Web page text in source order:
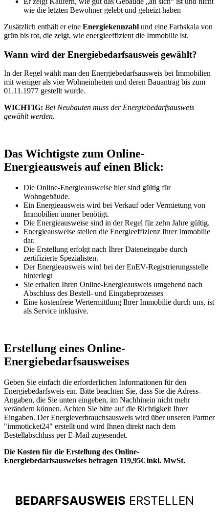
wie die letzten Bewohner gelebt und geheizt haben
Zusätzlich enthält er eine Energiekennzahl und eine Farbskala von
grün bis rot, die zeigt, wie energieeffizient die Immobilie ist.
Wann wird der Energiebedarfsausweis gewählt?
In der Regel wählt man den Energiebedarfsausweis bei Immobilien
mit weniger als vier Wohneinheiten und deren Bauantrag bis zum
01.11.1977 gestellt wurde.
WICHTIG: Bei Neubauten muss der Energiebedarfsausweis
gewählt werden.
Das Wichtigste zum Online-
Energieausweis auf einen Blick:
Die Online-Energieausweise hier sind gültig für
Wohngebäude.
Ein Energieausweis wird bei Verkauf oder Vermietung von
Immobilien immer benötigt.
Die Energieausweise sind in der Regel für zehn Jahre gültig.
Energieausweise stellen die Energieeffizienz Ihrer Immobilie
dar.
Die Erstellung erfolgt nach Ihrer Dateneingabe durch
zertifizierte Spezialisten.
Der Energieausweis wird bei der EnEV-Registrierungsstelle
hinterlegt
Sie erhalten Ihren Online-Energieausweis umgehend nach
Abschluss des Bestell- und Eingabeprozesses
Eine kostenfreie Wertermittlung Ihrer Immobilie durch uns, ist
als Service inklusive.
Erstellung eines Online-
Energiebedarfsausweises
Geben Sie einfach die erforderlichen Informationen für den
Energiebedarfsweis ein. Bitte beachten Sie, dass Sie die Adress-
Angaben, die Sie unten eingeben, im Nachhinein nicht mehr
verändern können. Achten Sie bitte auf die Richtigkeit Ihrer
Eingaben. Der Energieverbrauchsausweis wird über unseren Partner
"immoticket24" erstellt und wird Ihnen direkt nach dem
Bestellabschluss per E-Mail zugesendet.
Die Kosten für die Erstellung des Online-
Energiebedarfsausweises betragen 119,95€ inkl. MwSt.